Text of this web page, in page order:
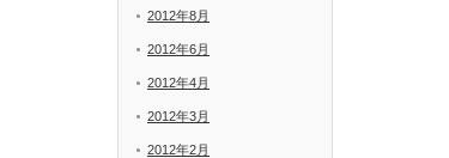
2012年8月
2012年6月
2012年4月
2012年3月
2012年2月